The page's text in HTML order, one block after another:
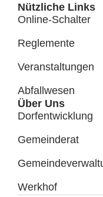
Nützliche Links
Online-Schalter
Reglemente
Veranstaltungen
Abfallwesen
Über Uns
Dorfentwicklung
Gemeinderat
Werkhof